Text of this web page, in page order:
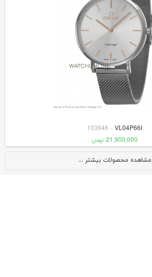
VL04P66I
-
103646
21,900,000 تومان
مشاهده محصولات بیشتر ...